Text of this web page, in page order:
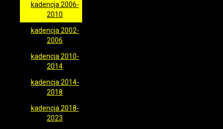
kadencja 2006-
2010
kadencja 2002-
2006
kadencja 2010-
2014
kadencja 2014-
2018
kadencja 2018-
2023